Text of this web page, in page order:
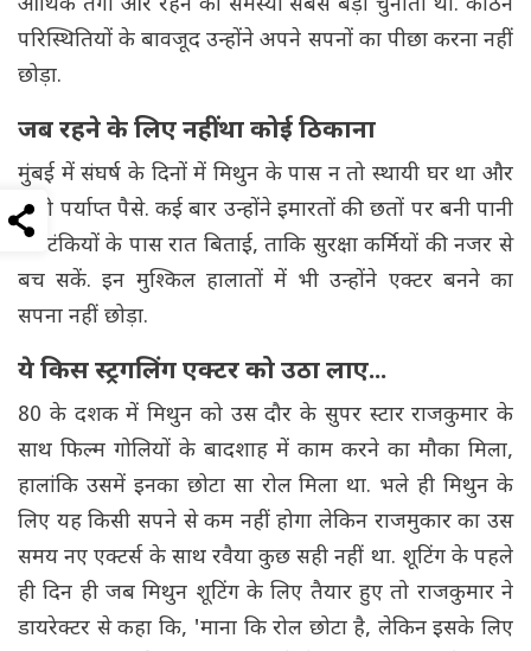
आर्थिक तंगी और रहने की समस्या सबसे बड़ी चुनौती थी. कठिन
परिस्थितियों के बावजूद उन्होंने अपने सपनों का पीछा करना नहीं
छोड़ा.
जब रहने के लिए नहीं था कोई ठिकाना
मुंबई में संघर्ष के दिनों में मिथुन के पास न तो स्थायी घर था और
न ही पर्याप्त पैसे. कई बार उन्होंने इमारतों की छतों पर बनी पानी
की टंकियों के पास रात बिताई, ताकि सुरक्षा कर्मियों की नजर से
बच सकें. इन मुश्किल हालातों में भी उन्होंने एक्टर बनने का
सपना नहीं छोड़ा.
ये किस स्ट्रगलिंग एक्टर को उठा लाए...
80 के दशक में मिथुन को उस दौर के सुपर स्टार राजकुमार के
साथ फिल्म गोलियों के बादशाह में काम करने का मौका मिला,
हालांकि उसमें इनका छोटा सा रोल मिला था. भले ही मिथुन के
लिए यह किसी सपने से कम नहीं होगा लेकिन राजमुकार का उस
समय नए एक्टर्स के साथ रवैया कुछ सही नहीं था. शूटिंग के पहले
ही दिन ही जब मिथुन शूटिंग के लिए तैयार हुए तो राजकुमार ने
डायरेक्टर से कहा कि, 'माना कि रोल छोटा है, लेकिन इसके लिए